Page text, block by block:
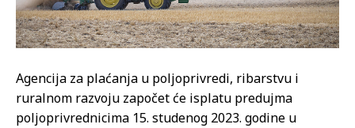
Agencija za plaćanja u poljoprivredi, ribarstvu i
ruralnom razvoju započet će isplatu predujma
poljoprivrednicima 15. studenog 2023. godine u